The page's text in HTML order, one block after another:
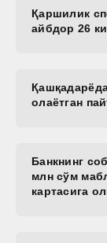
Қаршилик
айбдор 26
олаётган
Банкнинг
млн сўм
картасига